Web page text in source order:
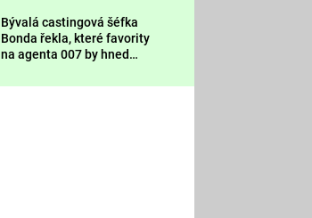
Sledujte nás
Bývalá castingová šéfka
Bonda řekla, které favority
na agenta 007 by hned